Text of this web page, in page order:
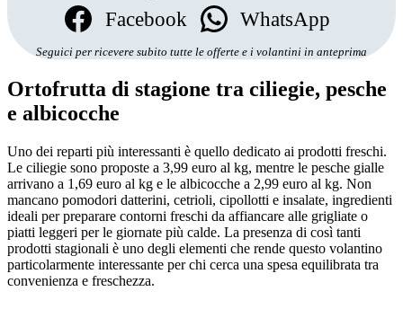
Facebook
WhatsApp
Seguici per ricevere subito tutte le offerte e i volantini in anteprima
Ortofrutta di stagione tra ciliegie, pesche
e albicocche
Uno dei reparti più interessanti è quello dedicato ai prodotti freschi.
Le ciliegie sono proposte a 3,99 euro al kg, mentre le pesche gialle
arrivano a 1,69 euro al kg e le albicocche a 2,99 euro al kg. Non
mancano pomodori datterini, cetrioli, cipollotti e insalate, ingredienti
ideali per preparare contorni freschi da affiancare alle grigliate o
piatti leggeri per le giornate più calde. La presenza di così tanti
prodotti stagionali è uno degli elementi che rende questo volantino
particolarmente interessante per chi cerca una spesa equilibrata tra
convenienza e freschezza.